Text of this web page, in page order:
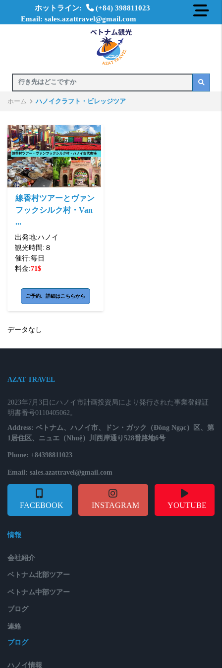
ホットライン:
(+84) 398811023
Email: sales.azattravel@gmail.com
ホーム ハノイクラフト・ビレッジツア
線香村ツアーとヴァン
フックシルク村・Van
...
出発地:ハノイ
観光時間: ８
催行:毎日
料金:71$
ご予約、詳細はこちらから
データなし
AZAT TRAVEL
2023年7月3日にハノイ市計画投資局により発行された事業登録証
明書番号0110405062。
Address: ベトナム、ハノイ市、ドン・ガック（Đông Ngạc）区、第
1居住区、ニュエ（Nhuệ）川西岸通り528番路地6号
Phone: +84398811023
Email: sales.azattravel@gmail.com
FACEBOOK INSTAGRAM YOUTUBE
情報
会社紹介
ベトナム北部ツアー
ベトナム中部ツアー
ブログ
連絡
ブログ
ハノイ情報